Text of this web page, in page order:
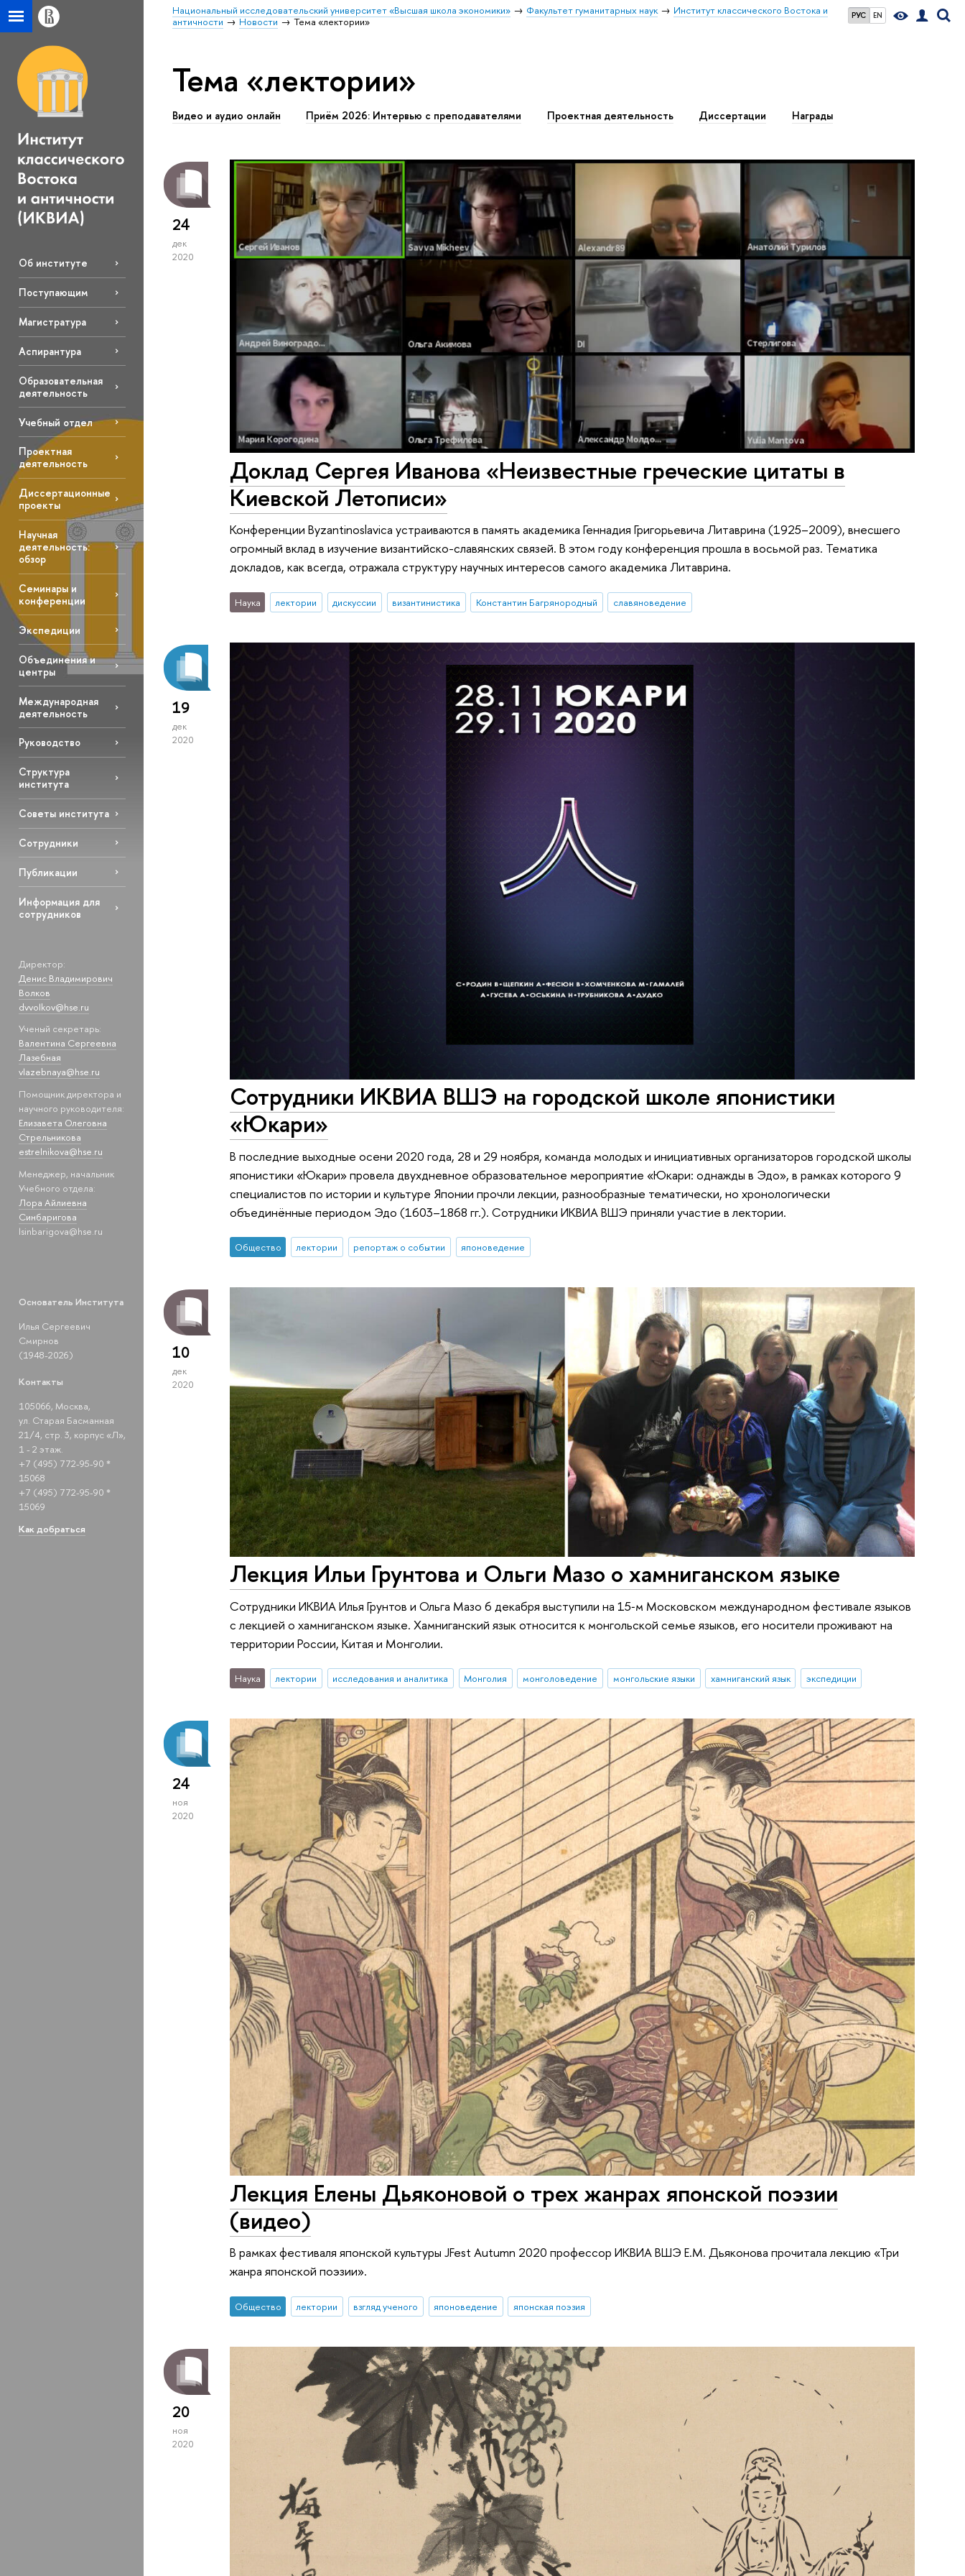
РУС EN
Национальный исследовательский университет «Высшая школа экономики» Факультет гуманитарных наук
Институт классического Востока и
античности
Новости Тема «лектории»
Об институте
Поступающим
Магистратура
Аспирантура
Образовательная
деятельность
Учебный отдел
Проектная
деятельность
Диссертационные
проекты
Научная
деятельность:
обзор
Семинары и
конференции
Экспедиции
Объединения и
центры
Международная
деятельность
Руководство
Структура
института
Советы института
Сотрудники
Публикации
Информация для
сотрудников
Директор:
Денис Владимирович
Волков
dvvolkov@hse.ru
Ученый секретарь:
Валентина Сергеевна
Лазебная
vlazebnaya@hse.ru
Помощник директора и
научного руководителя:
Елизавета Олеговна
Стрельникова
estrelnikova@hse.ru
Менеджер, начальник
Учебного отдела:
Лора Айлиевна
Синбаригова
lsinbarigova@hse.ru
Основатель Института
Илья Сергеевич
Смирнов
(1948-2026)
Контакты
105066, Москва,
ул. Старая Басманная
21/4, стр. 3, корпус «Л»,
1 - 2 этаж.
+7 (495) 772-95-90 *
15068
+7 (495) 772-95-90 *
15069
Как добраться
Тема «лектории»
Видео и аудио онлайн Приём 2026: Интервью с преподавателями Проектная деятельность Диссертации Награды
24
дек
2020
Доклад Сергея Иванова «Неизвестные греческие цитаты в
Киевской Летописи»
Конференции Byzantinoslavica устраиваются в память академика Геннадия Григорьевича Литаврина (1925–2009), внесшего
огромный вклад в изучение византийско-славянских связей. В этом году конференция прошла в восьмой раз. Тематика
докладов, как всегда, отражала структуру научных интересов самого академика Литаврина.
Наука лектории дискуссии византинистика Константин Багрянородный славяноведение
19
дек
2020
Сотрудники ИКВИА ВШЭ на городской школе японистики
«Юкари»
В последние выходные осени 2020 года, 28 и 29 ноября, команда молодых и инициативных организаторов городской школы
японистики «Юкари» провела двухдневное образовательное мероприятие «Юкари: однажды в Эдо», в рамках которого 9
специалистов по истории и культуре Японии прочли лекции, разнообразные тематически, но хронологически
объединённые периодом Эдо (1603–1868 гг.). Сотрудники ИКВИА ВШЭ приняли участие в лектории.
Общество лектории репортаж о событии японоведение
10
дек
2020
Лекция Ильи Грунтова и Ольги Мазо о хамниганском языке
Сотрудники ИКВИА Илья Грунтов и Ольга Мазо 6 декабря выступили на 15‑м Московском международном фестивале языков
с лекцией о хамниганском языке. Хамниганский язык относится к монгольской семье языков, его носители проживают на
территории России, Китая и Монголии.
Наука лектории исследования и аналитика Монголия монголоведение монгольские языки хамниганский язык экспедиции
24
ноя
2020
Лекция Елены Дьяконовой о трех жанрах японской поэзии
(видео)
В рамках фестиваля японской культуры JFest Autumn 2020 профессор ИКВИА ВШЭ Е.М. Дьяконова прочитала лекцию «Три
жанра японской поэзии».
Общество лектории взгляд ученого японоведение японская поэзия
20
ноя
2020